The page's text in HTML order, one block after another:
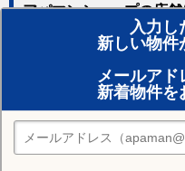
入力し
新しい物件
メールアド
新着物件を
アパマンショップの店
賃貸のプロがお部屋探し！
おまかせ物件リクエスト
住みたい街の店舗を探す
店舗検索